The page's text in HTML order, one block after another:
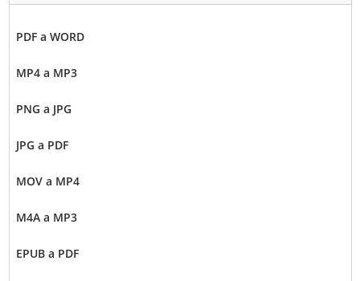
PDF a WORD
MP4 a MP3
PNG a JPG
JPG a PDF
MOV a MP4
M4A a MP3
EPUB a PDF